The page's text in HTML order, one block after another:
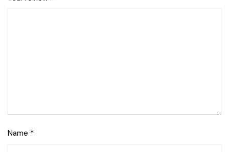
Name *